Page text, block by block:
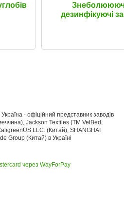
дезинфікуючі
- офіційний представник заводів
Jackson Textiles (ТМ VetBed,
LLC. (Китай), SHANGHAI
Group (Китай) в Україні